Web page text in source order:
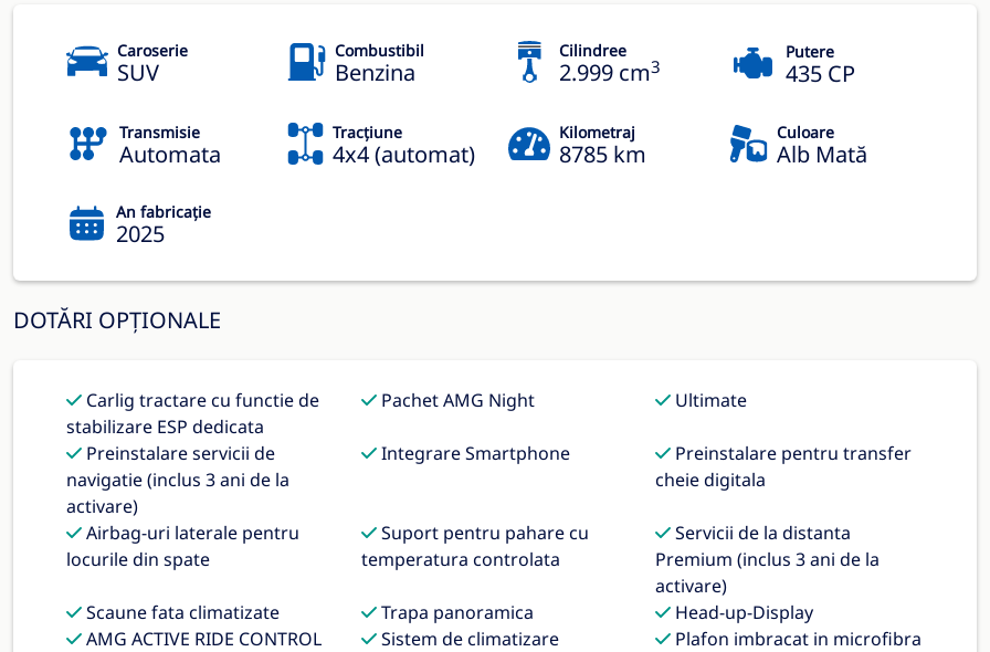
Caroserie
SUV
Combustibil
Benzina
Cilindree
2.999 cm3
Putere
435 CP
Transmisie
Automata
Tracțiune
4x4 (automat)
Kilometraj
8785 km
Culoare
Alb Mată
An fabricație
2025
DOTĂRI OPȚIONALE
Carlig tractare cu functie de
stabilizare ESP dedicata
Pachet AMG Night Ultimate
Preinstalare servicii de
navigatie (inclus 3 ani de la
activare)
Integrare Smartphone
Preinstalare pentru transfer
cheie digitala
Airbag-uri laterale pentru
locurile din spate
Suport pentru pahare cu
temperatura controlata
Servicii de la distanta
Premium (inclus 3 ani de la
activare)
Scaune fata climatizate
Trapa panoramica
Head-up-Display
AMG ACTIVE RIDE CONTROL
Sistem de climatizare
Plafon imbracat in microfibra